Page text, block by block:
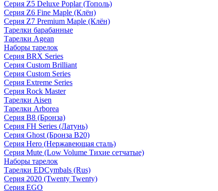
Серия Z5 Deluxe Poplar (Тополь)
Серия Z6 Fine Maple (Клён)
Серия Z7 Premium Maple (Клён)
Тарелки барабанные
Тарелки Agean
Наборы тарелок
Серия BRX Series
Серия Custom Brilliant
Серия Custom Series
Серия Extreme Series
Серия Rock Master
Тарелки Aisen
Тарелки Arborea
Серия B8 (Бронза)
Серия FH Series (Латунь)
Серия Ghost (Бронза B20)
Серия Hero (Нержавеющая сталь)
Серия Mute (Low Volume Тихие сетчатые)
Наборы тарелок
Тарелки EDCymbals (Rus)
Серия 2020 (Twenty Twenty)
Серия EGO